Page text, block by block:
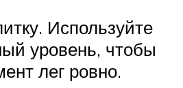
Используйте
уровень, чтобы
лег ровно.